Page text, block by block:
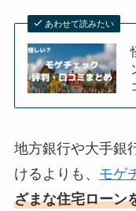
あわせて読みたい
地方銀行や大手銀
けるよりも、 モゲ
ざまな住宅ローン